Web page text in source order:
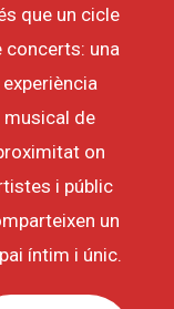
que un cicle
concerts: una
experiència
musical de
on
i públic
un
íntim i únic.